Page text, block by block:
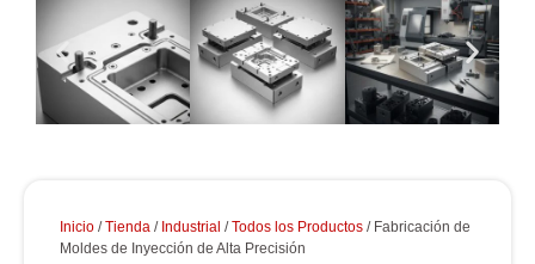
Inicio /Tienda / Industrial /Todos los Productos / Fabricación de
Moldes de Inyección de Alta Precisión